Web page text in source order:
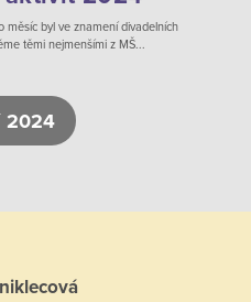
měsíc byl ve znamení divadelních
těmi nejmenšími z MŠ...
2024